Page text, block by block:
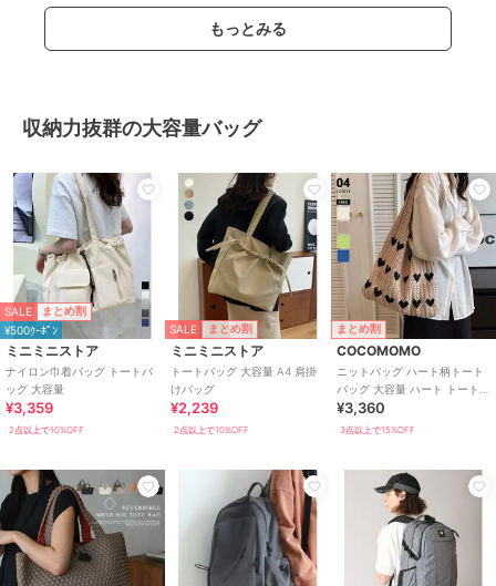
もっとみる
収納力抜群の大容量バッグ
SALE まとめ割
¥500ｸｰﾎﾟﾝ
ミニミニストア
ナイロン巾着バッグ トートバ
ッグ 大容量
¥3,359
2点以上で10%OFF
SALE まとめ割
ミニミニストア
トートバッグ 大容量 A4 肩掛
けバッグ
¥2,239
2点以上で10%OFF
まとめ割
COCOMOMO
ニットバッグ ハート柄トート
バッグ 大容量 ハート トートバ
ッグ ケーブル編み ハート柄 ニ
ット 鞄
¥3,360
3点以上で15%OFF